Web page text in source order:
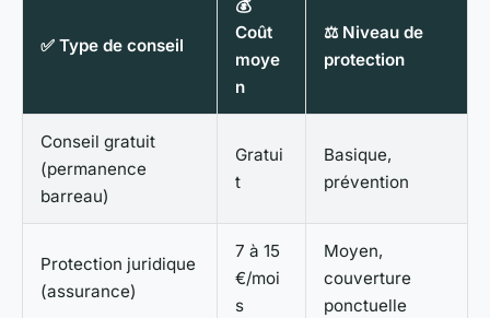
✅ Type de conseil
💰
Coût
moye
n
⚖️ Niveau de
protection
Conseil gratuit
(permanence
barreau)
Gratui
t
Basique,
prévention
Protection juridique
(assurance)
7 à 15
€/moi
s
Moyen,
couverture
ponctuelle